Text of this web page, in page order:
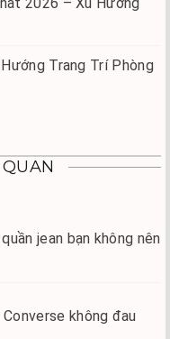
2026 – Xu Hướng
Trang Trí Phòng
jean bạn không nên
không đau